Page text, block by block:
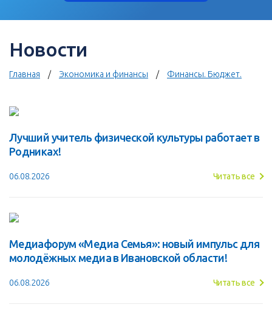
Новости
Главная Экономика и финансы Финансы. Бюджет.
Лучший учитель физической культуры работает в
Родниках!
06.08.2026 Читать все
Медиафорум «Медиа Семья»: новый импульс для
молодёжных медиа в Ивановской области!
06.08.2026 Читать все